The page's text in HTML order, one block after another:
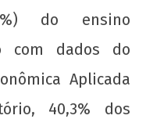
do ensino
com dados do
Aplicada
40,3% dos